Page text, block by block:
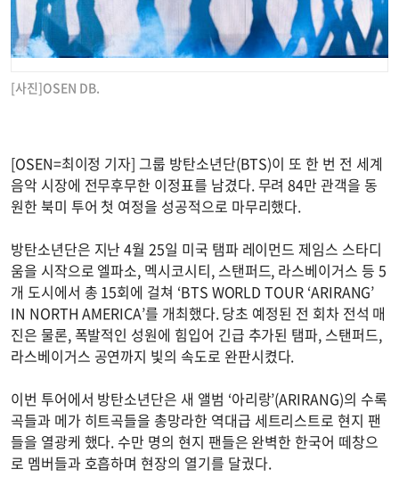
[사진]OSEN DB.
[OSEN=최이정 기자] 그룹 방탄소년단(BTS)이 또 한 번 전 세계
음악 시장에 전무후무한 이정표를 남겼다. 무려 84만 관객을 동
원한 북미 투어 첫 여정을 성공적으로 마무리했다.
방탄소년단은 지난 4월 25일 미국 탬파 레이먼드 제임스 스타디
움을 시작으로 엘파소, 멕시코시티, 스탠퍼드, 라스베이거스 등 5
개 도시에서 총 15회에 걸쳐 ‘BTS WORLD TOUR ‘ARIRANG’
IN NORTH AMERICA’를 개최했다. 당초 예정된 전 회차 전석 매
진은 물론, 폭발적인 성원에 힘입어 긴급 추가된 탬파, 스탠퍼드,
라스베이거스 공연까지 빛의 속도로 완판시켰다.
이번 투어에서 방탄소년단은 새 앨범 ‘아리랑’(ARIRANG)의 수록
곡들과 메가 히트곡들을 총망라한 역대급 세트리스트로 현지 팬
들을 열광케 했다. 수만 명의 현지 팬들은 완벽한 한국어 떼창으
로 멤버들과 호흡하며 현장의 열기를 달궜다.